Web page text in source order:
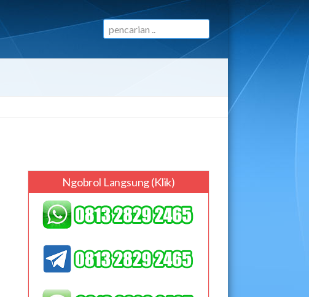
Ngobrol Langsung (klik)